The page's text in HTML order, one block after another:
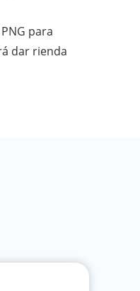
para
dar rienda